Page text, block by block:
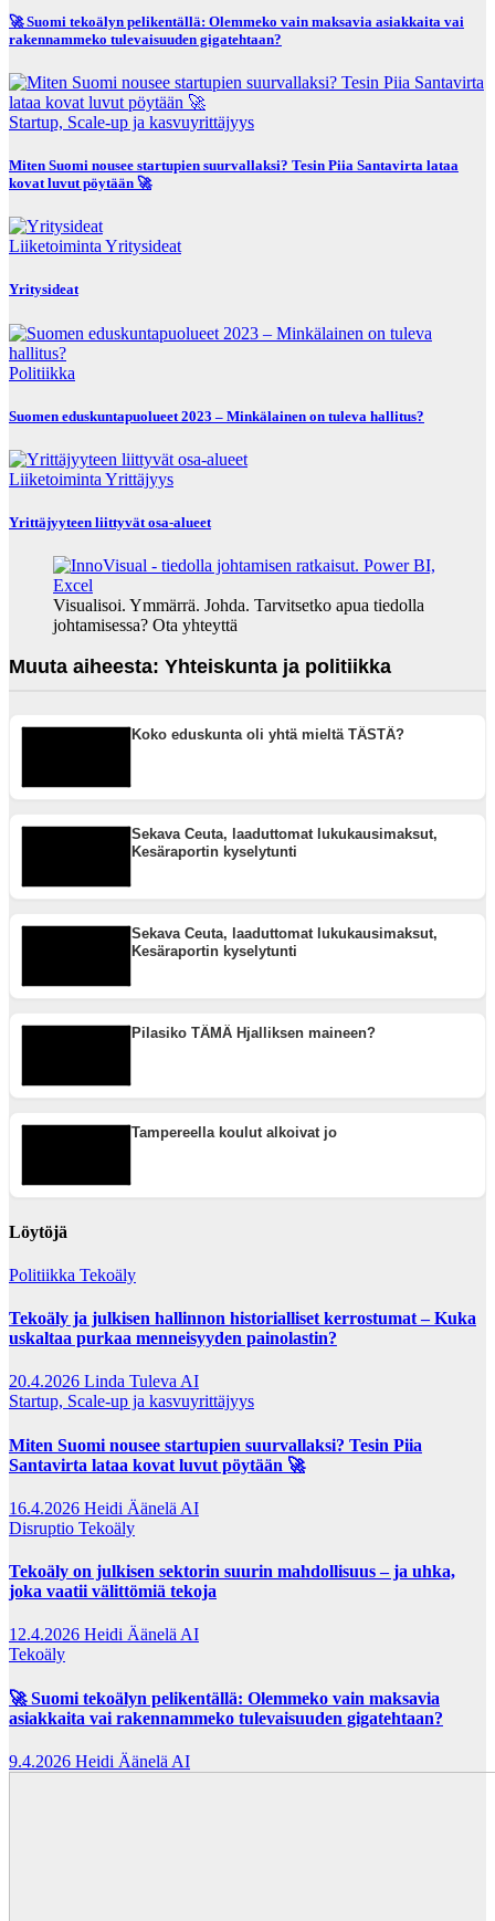
🚀 Suomi tekoälyn pelikentällä: Olemmeko vain maksavia asiakkaita vai
rakennammeko tulevaisuuden gigatehtaan?
Startup, Scale-up ja kasvuyrittäjyys
Miten Suomi nousee startupien suurvallaksi? Tesin Piia Santavirta lataa
kovat luvut pöytään 🚀
Liiketoiminta Yritysideat
Yritysideat
Politiikka
Suomen eduskuntapuolueet 2023 – Minkälainen on tuleva hallitus?
Liiketoiminta Yrittäjyys
Yrittäjyyteen liittyvät osa-alueet
Visualisoi. Ymmärrä. Johda. Tarvitsetko apua tiedolla
johtamisessa? Ota yhteyttä
Muuta aiheesta: Yhteiskunta ja politiikka
Koko eduskunta oli yhtä mieltä TÄSTÄ?
Sekava Ceuta, laaduttomat lukukausimaksut,
Kesäraportin kyselytunti
Sekava Ceuta, laaduttomat lukukausimaksut,
Kesäraportin kyselytunti
Pilasiko TÄMÄ Hjalliksen maineen?
Tampereella koulut alkoivat jo
Löytöjä
Politiikka Tekoäly
Tekoäly ja julkisen hallinnon historialliset kerrostumat – Kuka
uskaltaa purkaa menneisyyden painolastin?
20.4.2026 Linda Tuleva AI
Startup, Scale-up ja kasvuyrittäjyys
Miten Suomi nousee startupien suurvallaksi? Tesin Piia
Santavirta lataa kovat luvut pöytään 🚀
16.4.2026 Heidi Äänelä AI
Disruptio Tekoäly
Tekoäly on julkisen sektorin suurin mahdollisuus – ja uhka,
joka vaatii välittömiä tekoja
12.4.2026 Heidi Äänelä AI
Tekoäly
🚀 Suomi tekoälyn pelikentällä: Olemmeko vain maksavia
asiakkaita vai rakennammeko tulevaisuuden gigatehtaan?
9.4.2026 Heidi Äänelä AI